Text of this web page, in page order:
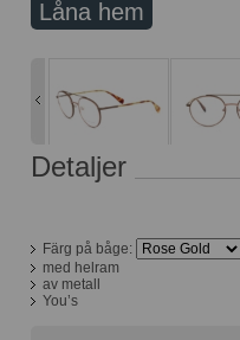
Låna hem
Detaljer
Färg på båge:
med helram
av metall
You’s